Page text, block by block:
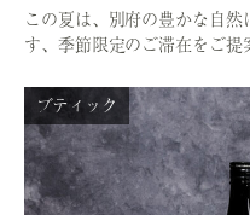
この夏は、別府の豊かな自
す、季節限定のご滞在をご提
ブティック